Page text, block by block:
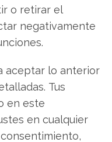
o retirar el
negativamente
aceptar lo anterior
Tus
en este
en cualquier
López
de 8 años de
artificial,
tecnológicas.
→